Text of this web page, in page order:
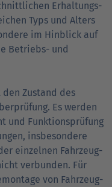
Erhaltungs­
Typs und Alters
im Hin­blick auf
Betriebs- und
Zustand des
Es werden
und Funktions­prüfung
insbesondere
einzelnen Fahrzeug­
verbunden. Für
von Fahrzeug­